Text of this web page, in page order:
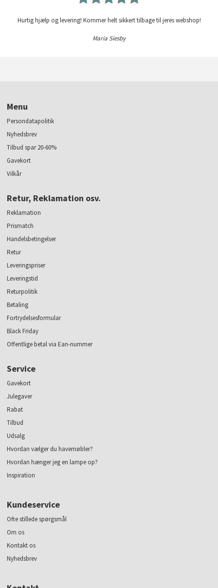
Hurtig hjælp og levering! Kommer helt sikkert tilbage til jeres webshop!
Maria Siesby
Menu
Persondatapolitik
Nyhedsbrev
Tilbud spar 20-60%
Gavekort
Vilkår
Retur, Reklamation osv.
Reklamation
Prismatch
Handelsbetingelser
Retur
Leveringspriser
Leveringstid
Returpolitik
Betaling
Fortrydelsesformular
Black Friday
Offentlige betal via Ean-nummer
Service
Gavekort
Julegaver
Rabat
Tilbud
Udsalg
Hvordan vælger du havemøbler?
Hvordan hænger jeg en lampe op?
Inspiration
Kundeservice
Ofte stillede spørgsmål
Om os
Kontakt os
Nyhedsbrev